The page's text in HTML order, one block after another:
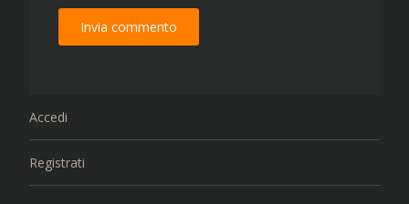
Accedi
Registrati